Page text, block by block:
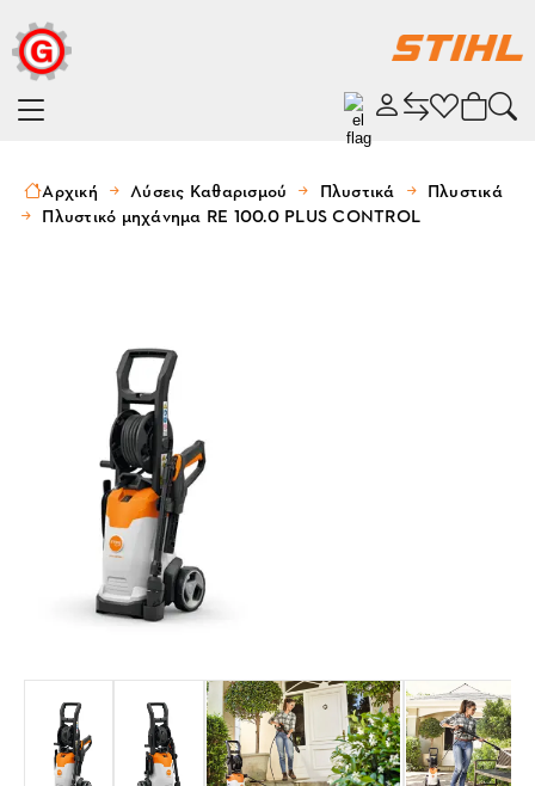
Αρχική Λύσεις Καθαρισμού Πλυστικά
Πλυστικά
Πλυστικό μηχάνημα RE 100.0 PLUS CONTROL